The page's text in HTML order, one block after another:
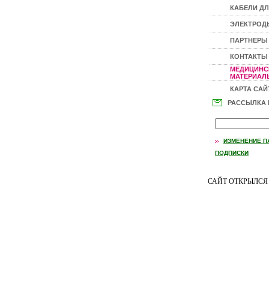
КАБЕЛИ
ПАРТНЕРЫ
КОНТАКТЫ
КАРТА
РАССЫЛКА
ИЗМЕНЕНИЕ
ПОДПИСКИ
САЙТ ОТКРЫЛСЯ